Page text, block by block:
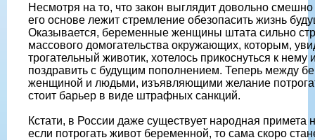
Несмотря на то, что закон выглядит довольно
его основе лежит стремление обезопасить жизнь
Оказывается, беременные женщины штата сильно
массового домогательства окружающих, которым,
трогательный животик, хотелось прикоснуться к нему
поздравить с будущим пополнением. Теперь между
женщиной и людьми, изъявляющими желание
стоит барьер в виде штрафных санкций.
Кстати, в России даже существует народная примета
если потрогать живот беременной, то сама скоро